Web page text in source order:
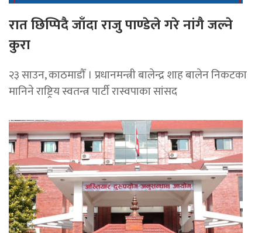
रात छिप्पिदै जाँदा राजु पाण्डेले गरे नांगै जल्ने
कुरा
२३ साउन, काठमाडौँ । प्रधानमन्त्री बालेन्द्र शाह बालेन निकटका
मानिने राष्ट्रिय स्वतन्त्र पार्टी रास्वपाका सांसद